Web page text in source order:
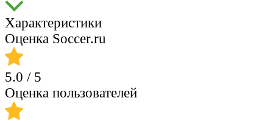
Характеристики
Оценка Soccer.ru
5.0 / 5
Оценка пользователей